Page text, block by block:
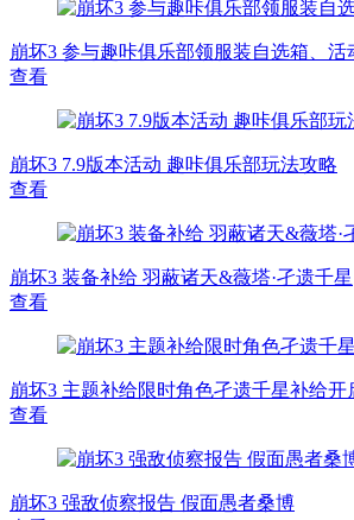
崩坏3 参与趣咔俱乐部领服装自选箱、活
查看
崩坏3 7.9版本活动 趣咔俱乐部玩法攻略
查看
崩坏3 装备补给 羽蔽诸天&薇塔·孑遗千星
查看
崩坏3 主题补给限时角色孑遗千星补给开
查看
崩坏3 强敌侦察报告 假面愚者桑博